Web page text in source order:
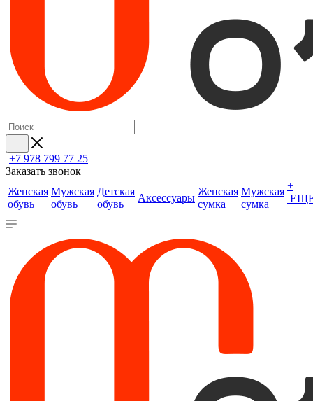
+7 978 799 77 25
Заказать звонок
Женская
обувь
Мужская
обувь
Детская
обувь
Аксессуары
Женская
сумка
Мужская
сумка
+